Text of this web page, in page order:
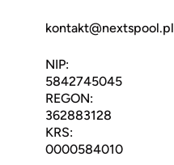
kontakt@nextspool.pl
NIP:
5842745045
REGON:
362883128
KRS:
0000584010